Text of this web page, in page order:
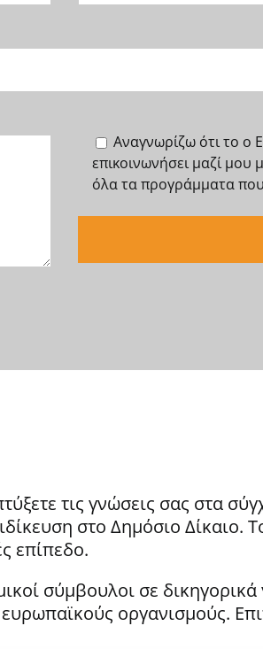
Αναγνωρίζω ότι το o
επικοινωνήσει μαζί
όλα τα προγράμματα
τις γνώσεις σας στα
στο Δημόσιο Δίκαιο.
επίπεδο.
σύμβουλοι σε
οργανισμούς.